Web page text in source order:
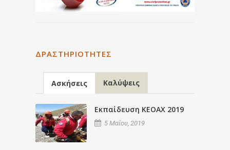
ΔΡΑΣΤΗΡΙΌΤΗΤΕΣ
Ασκήσεις Καλύψεις
Εκπαίδευση ΚΕΟΑΧ 2019
5 Μαΐου, 2019